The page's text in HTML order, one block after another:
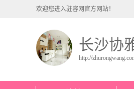
欢迎您进入驻容网官方网站！
长沙协
http://